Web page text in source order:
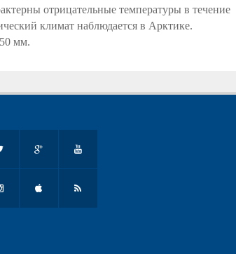
отрицательные температуры в течение
климат наблюдается в Арктике.
мм.